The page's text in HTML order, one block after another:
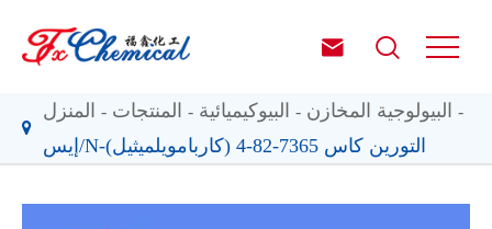
 
المنزل المنتجات البيوكيميائية
البيولوجية المخازن
إيس/N-(كاربامويلميثيل) التورين كاس 7365-82-4